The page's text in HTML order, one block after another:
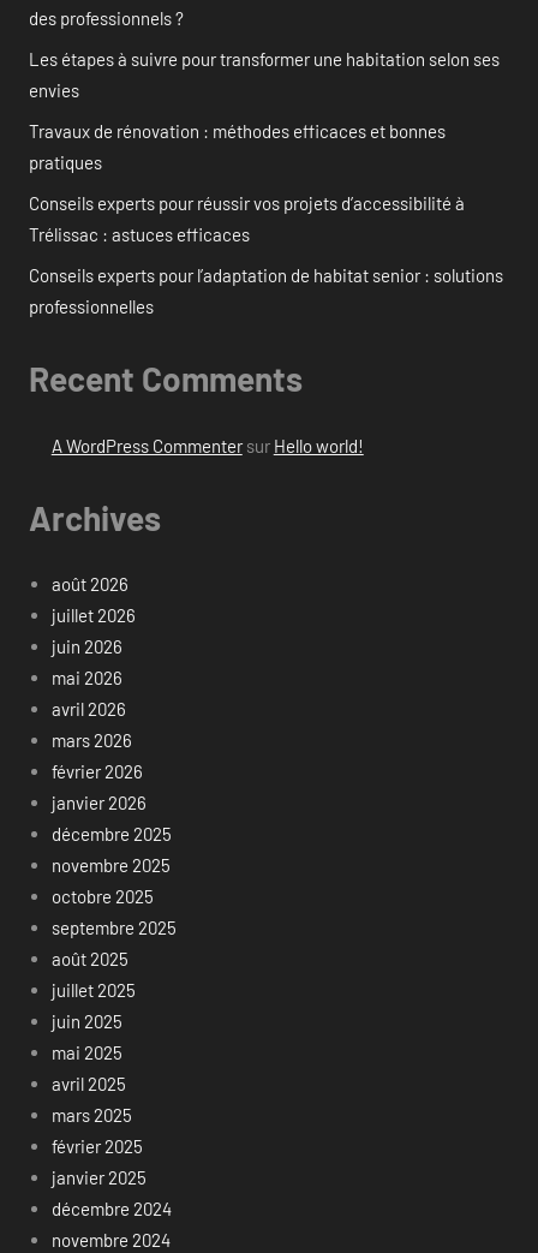
des professionnels ?
Les étapes à suivre pour transformer une habitation selon ses
envies
Travaux de rénovation : méthodes efficaces et bonnes
pratiques
Conseils experts pour réussir vos projets d’accessibilité à
Trélissac : astuces efficaces
Conseils experts pour l’adaptation de habitat senior : solutions
professionnelles
Recent Comments
A WordPress Commentersur Hello world!
Archives
août 2026
juillet 2026
juin 2026
mai 2026
avril 2026
mars 2026
février 2026
janvier 2026
décembre 2025
novembre 2025
octobre 2025
septembre 2025
août 2025
juillet 2025
juin 2025
mai 2025
avril 2025
mars 2025
février 2025
janvier 2025
décembre 2024
novembre 2024